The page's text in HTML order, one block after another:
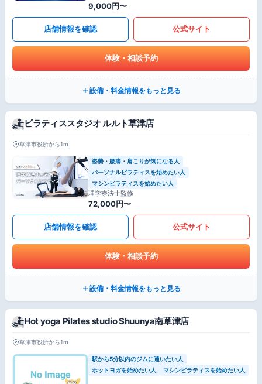
9,000円〜
店舗情報を確認 公式サイト
体験・相談予約
設備・料金情報をもっと見る
ピラティススタジオ ルルト草津店
草津市役所から1m
姿勢・腰痛・肩こりが気になる人
パーソナルピラティスを始めたい人
マシンピラティスを始めたい人
理学療法士監修
72,000円〜
店舗情報を確認 公式サイト
体験・相談予約
設備・料金情報をもっと見る
Hot yoga Pilates studio Shuunya南草津店
草津市役所から1m
駅から5分以内のジムに通いたい人
ホットヨガを始めたい人
マシンピラティスを始めたい人